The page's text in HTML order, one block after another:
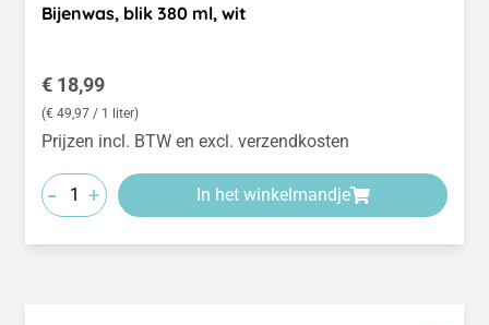
Bijenwas, blik 380 ml, wit
Normale prijs:
€ 18,99
(€ 49,97 / 1 liter)
Prijzen incl. BTW en excl. verzendkosten
- + In het winkelmandje